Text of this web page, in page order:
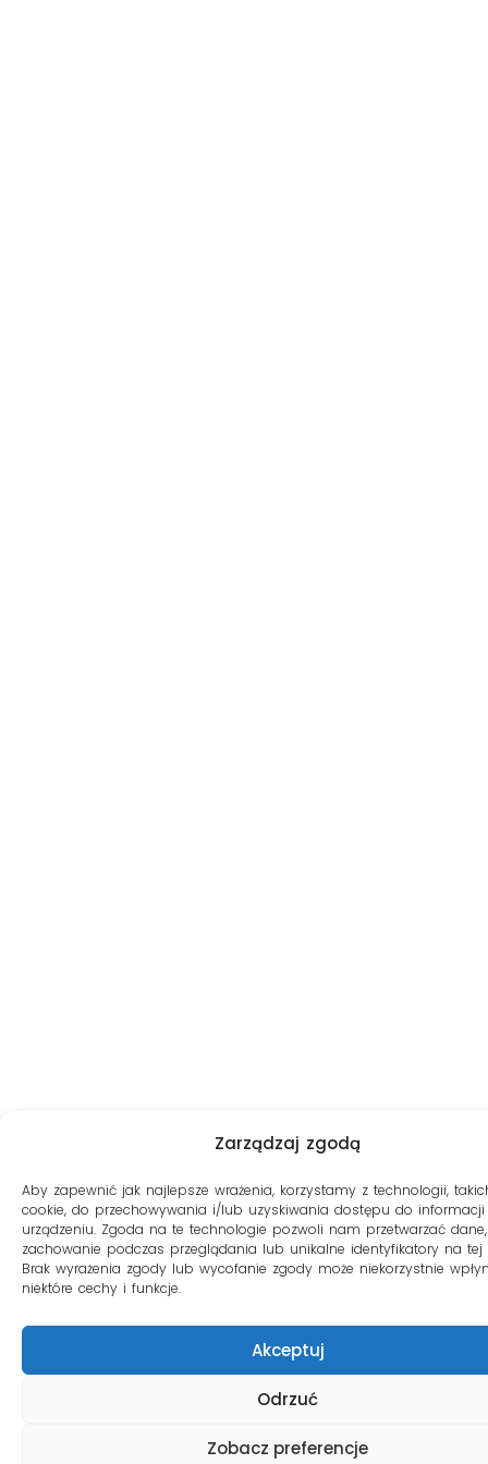
Zarządzaj zgodą
Aby zapewnić jak najlepsze wrażenia, korzystamy z technologii,
cookie, do przechowywania i/lub uzyskiwania dostępu do
urządzeniu. Zgoda na te technologie pozwoli nam przetwarzać
zachowanie podczas przeglądania lub unikalne identyfikatory na tej
Brak wyrażenia zgody lub wycofanie zgody może niekorzystnie
niektóre cechy i funkcje.
Akceptuj
Odrzuć
Zobacz preferencje